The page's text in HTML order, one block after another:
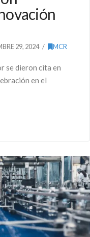
29, 2024 MCR
se dieron cita en
en el